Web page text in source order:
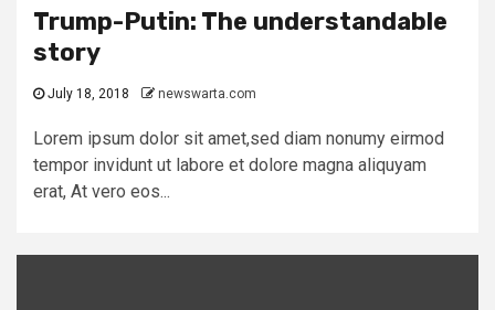
Trump-Putin: The understandable
story
July 18, 2018 newswarta.com
Lorem ipsum dolor sit amet,sed diam nonumy eirmod
tempor invidunt ut labore et dolore magna aliquyam
erat, At vero eos...